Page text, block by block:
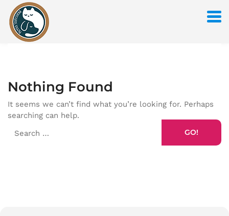
Nothing Found
It seems we can’t find what you’re looking for. Perhaps
searching can help.
GO!